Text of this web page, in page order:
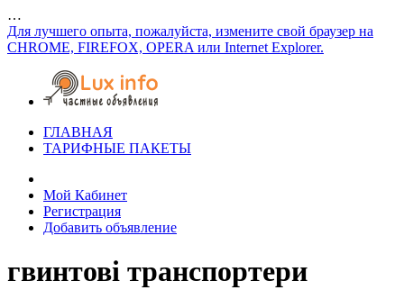
…
Для лучшего опыта, пожалуйста, измените свой браузер на
CHROME, FIREFOX, OPERA или Internet Explorer.
ГЛАВНАЯ
ТАРИФНЫЕ ПАКЕТЫ
Мой Кабинет
Регистрация
Добавить объявление
гвинтові транспортери